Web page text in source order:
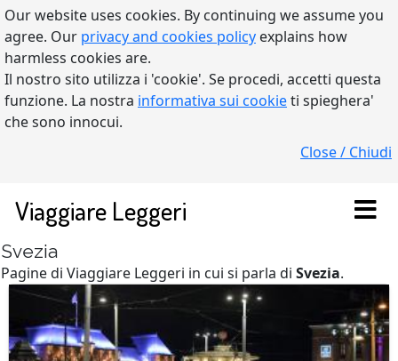
Our website uses cookies. By continuing we assume you
agree. Our privacy and cookies policy explains how
harmless cookies are.
Il nostro sito utilizza i 'cookie'. Se procedi, accetti questa
funzione. La nostra informativa sui cookieti spieghera'
che sono innocui.
Close / Chiudi
Viaggiare Leggeri
Svezia
Pagine di Viaggiare Leggeri in cui si parla di Svezia.